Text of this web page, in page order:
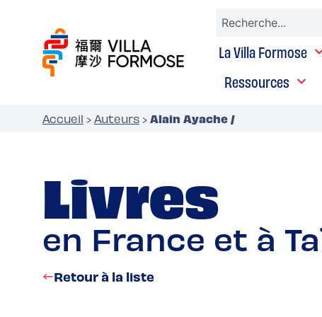
La Villa Formose
Ressources
Accueil › Auteurs › Alain Ayache /
Livres
en France et à
Retour à la liste